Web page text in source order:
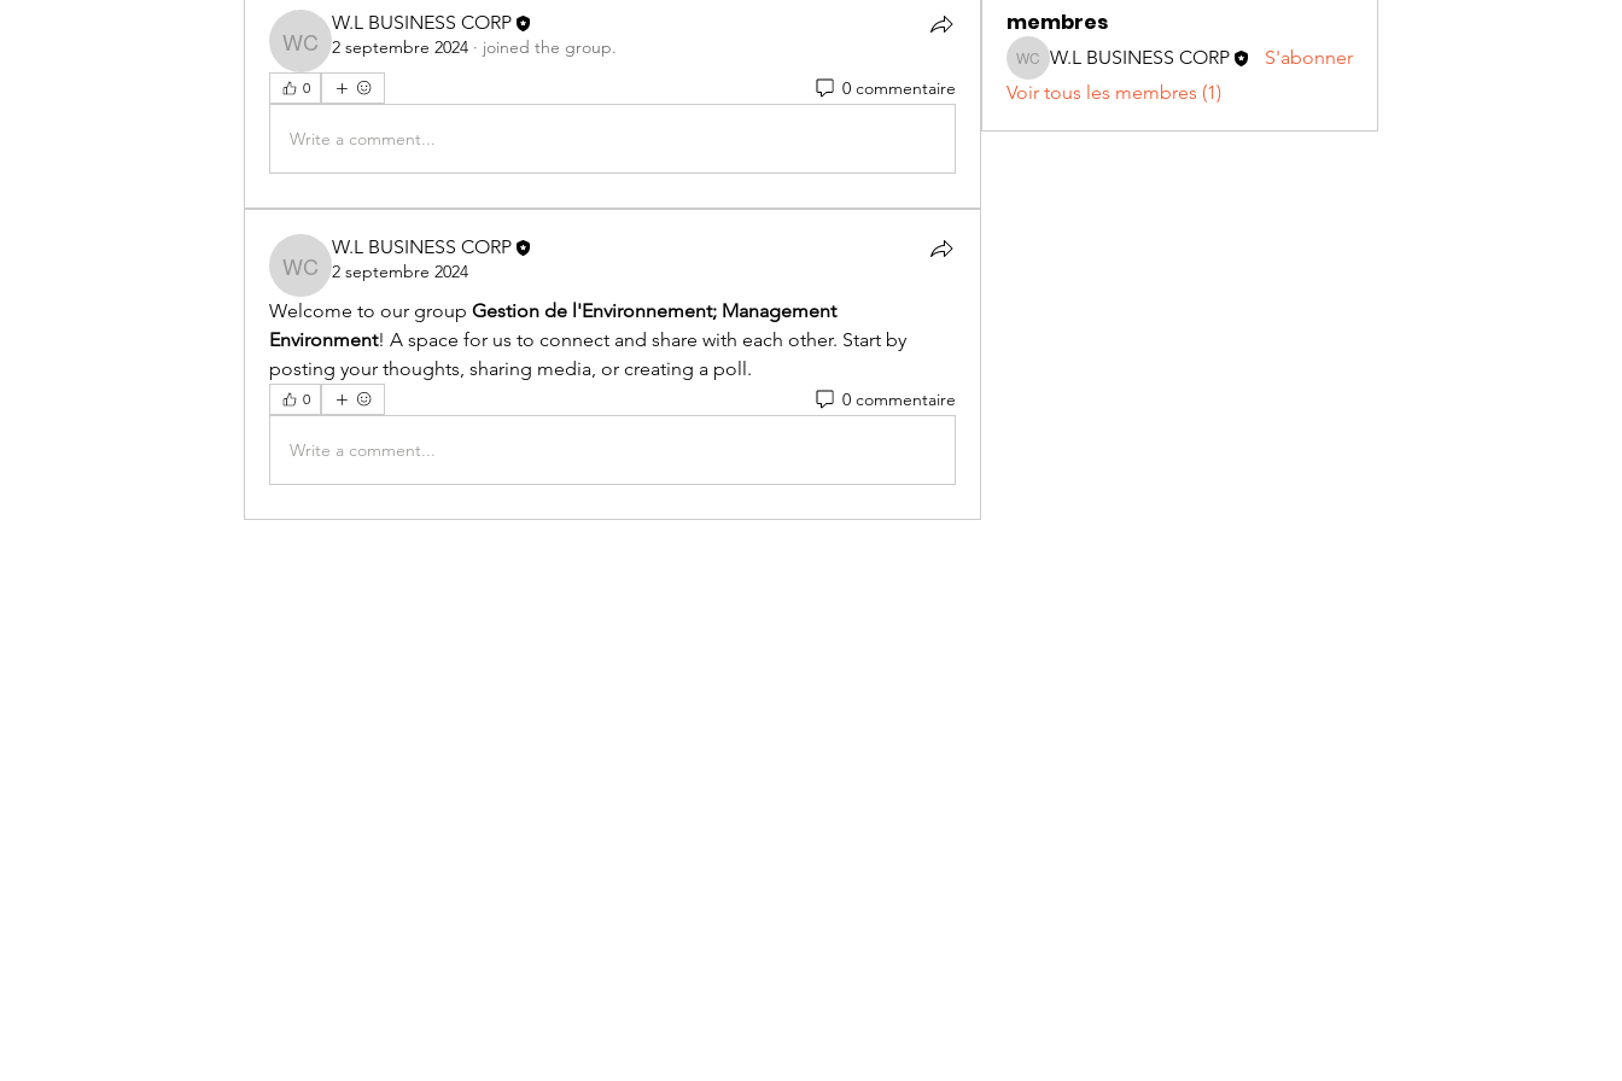
W.L BUSINESS CORP
W.L BUSINESS CORP
2 septembre 2024 · joined the group.
0 0 commentaire
Write a comment...
W.L BUSINESS CORP
W.L BUSINESS CORP
2 septembre 2024
Welcome to our group Gestion de l'Environnement; Management
Environment! A space for us to connect and share with each other. Start by
posting your thoughts, sharing media, or creating a poll.
0 0 commentaire
Write a comment...
membres
W.L BUSINESS CORP
W.L BUSINESS CORP
S'abonner
Voir tous les membres (1)